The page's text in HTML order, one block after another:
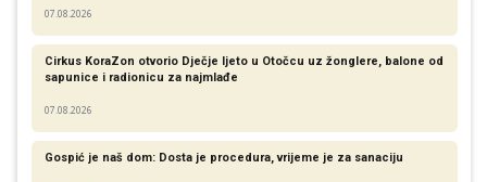
07.08.2026
Cirkus KoraZon otvorio Dječje ljeto u Otočcu uz žonglere, balone od
sapunice i radionicu za najmlađe
07.08.2026
Gospić je naš dom: Dosta je procedura, vrijeme je za sanaciju